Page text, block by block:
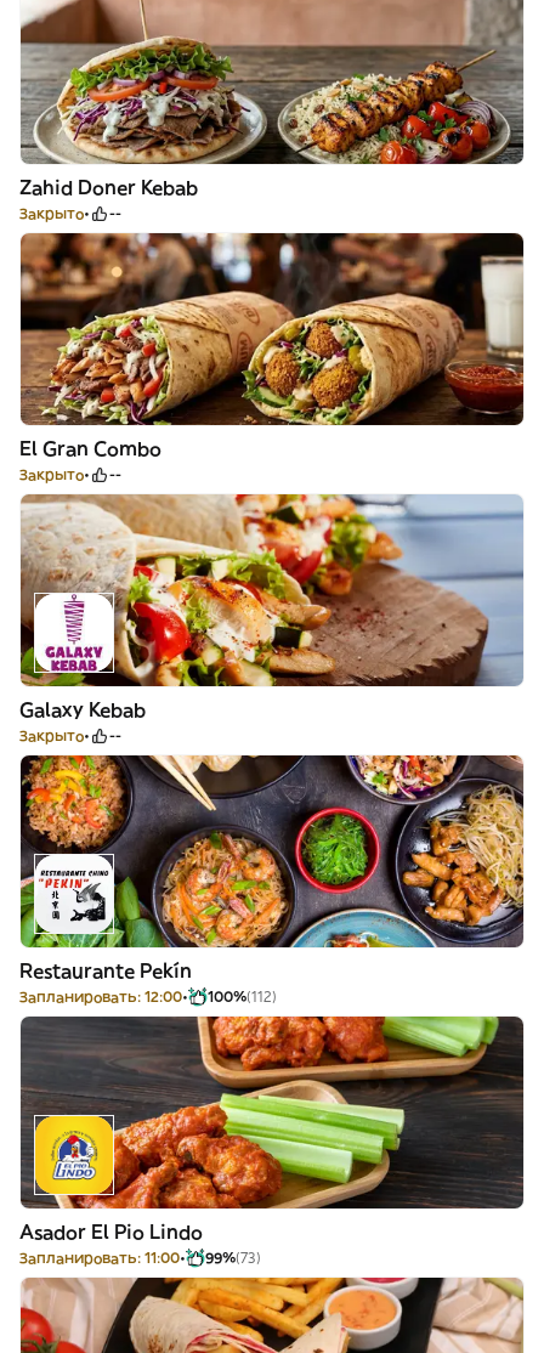
Zahid Doner Kebab
Закрыто --
El Gran Combo
Закрыто --
Galaxy Kebab
Закрыто --
Restaurante Pekín
Запланировать: 12:00 100%(112)
Asador El Pio Lindo
Запланировать: 11:00 99%(73)